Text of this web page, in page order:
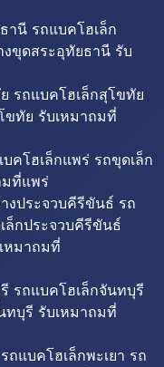
านี รถแบคโฮเล็ก
ขุดสระอุทัยธานี รับ
รถแบคโฮเล็กสุโขทัย
ขทัย รับเหมาถมที่
คโฮเล็กแพร่ รถขุดเล็ก
มที่แพร่
งประจวบคีรีขันธ์ รถ
ล็กประจวบคีรีขันธ์
หมาถมที่
รถแบคโฮเล็กจันทบุรี
ทบุรี รับเหมาถมที่
ถแบคโฮเล็กพะเยา รถ